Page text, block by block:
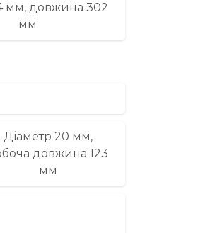
мм, довжина 302
мм
Діаметр 20 мм,
довжина 123
мм